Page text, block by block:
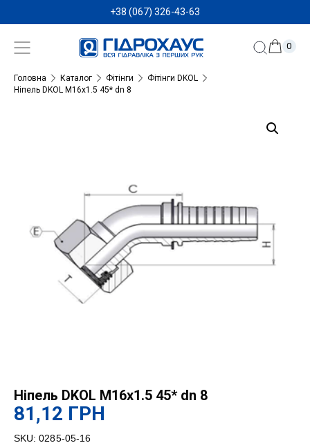
+38 (067) 326-43-63
0
Головна Каталог Фітінги
Фітінги DKOL
Ніпель DKOL M16x1.5 45* dn 8
Ніпель DKOL M16x1.5 45* dn 8
81,12 ГРН
SKU: 0285-05-16